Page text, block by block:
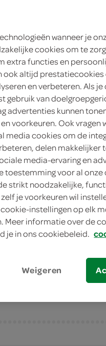
zijn niet
de winkelmand.
since 1919
en luchtig
zoet of hartig broodbeleg
wanneer je
cookies om te
extra functies en
ook altijd
en verbeteren. Als je
gebruik van
advertenties kunnen
voorkeuren. Ook vragen
media cookies om de
delen makkelijker
media-ervaring en
toestemming voor al onze
strikt noodzakelijke,
je voorkeuren wil
cookie-instellingen op elk
Meer informatie over de
je in ons cookiebeleid.
Weigeren